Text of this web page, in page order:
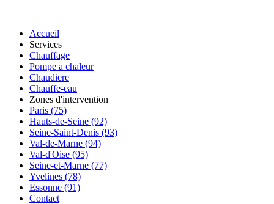
Accueil
Services
Chauffage
Pompe a chaleur
Chaudiere
Chauffe-eau
Zones d'intervention
Paris (75)
Hauts-de-Seine (92)
Seine-Saint-Denis (93)
Val-de-Marne (94)
Val-d'Oise (95)
Seine-et-Marne (77)
Yvelines (78)
Essonne (91)
Contact